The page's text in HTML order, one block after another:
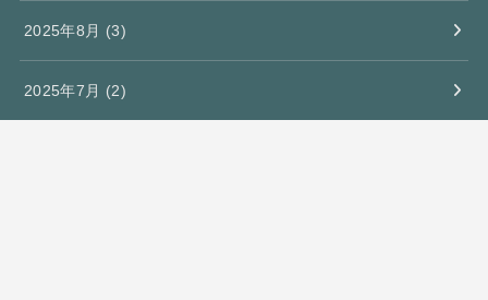
2025年8月 (3)
2025年7月 (2)